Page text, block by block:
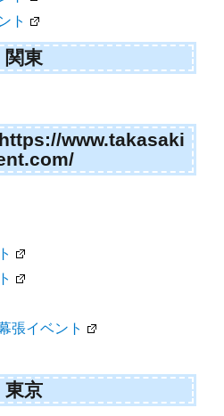
ト
関東
www.takasaki
張イベント
東京